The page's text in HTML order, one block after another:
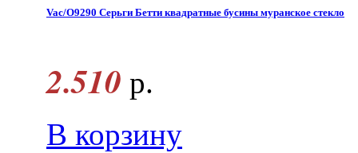
Vac/O9290 Серьги Бетти квадратные бусины муранское стекло
2.510 р.
В корзину